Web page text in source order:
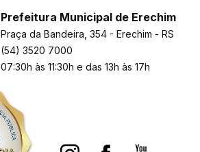
Prefeitura Municipal de Erechim
Praça da Bandeira, 354 - Erechim - RS
(54) 3520 7000
07:30h às 11:30h e das 13h às 17h